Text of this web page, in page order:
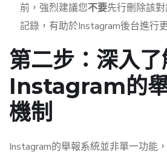
前，強烈建議您不要先行刪除該
記錄，有助於Instagram後台進行
第二步：深入了
Instagram的
機制
Instagram的舉報系統並非單一功能